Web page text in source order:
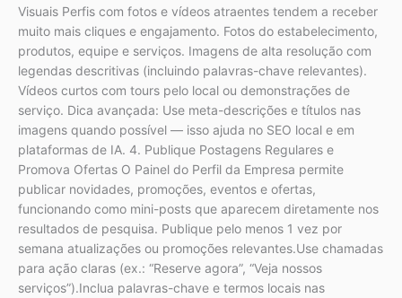
Visuais Perfis com fotos e vídeos atraentes tendem a receber
muito mais cliques e engajamento. Fotos do estabelecimento,
produtos, equipe e serviços. Imagens de alta resolução com
legendas descritivas (incluindo palavras-chave relevantes).
Vídeos curtos com tours pelo local ou demonstrações de
serviço. Dica avançada: Use meta-descrições e títulos nas
imagens quando possível — isso ajuda no SEO local e em
plataformas de IA. 4. Publique Postagens Regulares e
Promova Ofertas O Painel do Perfil da Empresa permite
publicar novidades, promoções, eventos e ofertas,
funcionando como mini-posts que aparecem diretamente nos
resultados de pesquisa. Publique pelo menos 1 vez por
semana atualizações ou promoções relevantes.Use chamadas
para ação claras (ex.: “Reserve agora”, “Veja nossos
serviços”).Inclua palavras-chave e termos locais nas